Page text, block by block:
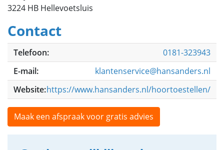
3224 HB Hellevoetsluis
Contact
Telefoon:
0181-323943
E-mail:
klantenservice@hansanders.nl
Website:https://www.hansanders.nl/hoortoestellen/
Maak een afspraak voor gratis advies